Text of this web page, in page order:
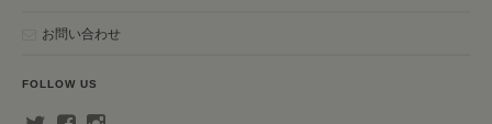
お問い合わせ
FOLLOW US